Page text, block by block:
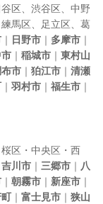
区、 渋谷区、 中野
練馬区、 足立区、 葛
｜ 日野市 ｜ 多摩市 ｜
｜ 稲城市 ｜ 東村山
市 ｜ 狛江市 ｜ 清瀬
｜ 羽村市 ｜ 福生市 ｜
区・中央区・西
吉川市 ｜ 三郷市 ｜ 八
｜ 朝霧市 ｜ 新座市 ｜
｜ 富士見市 ｜ 狭山